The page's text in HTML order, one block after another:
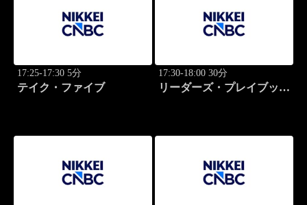
17:25-17:30 5分
テイク・ファイブ
17:30-18:00 30分
リーダーズ・プレイブック